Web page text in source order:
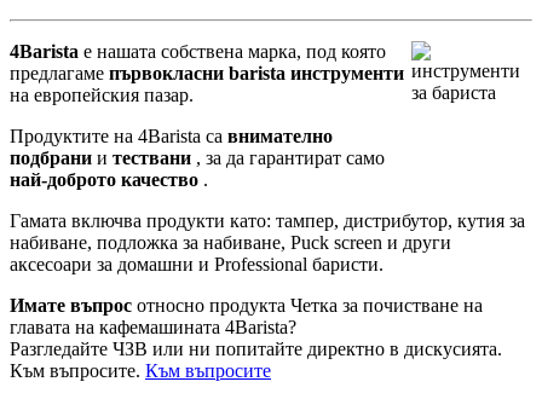
4Barista е нашата собствена марка, под която
предлагаме първокласни barista инструменти
на европейския пазар.
Продуктите на 4Barista са внимателно
подбрани и тествани , за да гарантират само
най-доброто качество .
Гамата включва продукти като: тампер, дистрибутор, кутия за
набиване, подложка за набиване, Puck screen и други
аксесоари за домашни и Professional баристи.
Имате въпрос относно продукта Четка за почистване на
главата на кафемашината 4Barista?
Разгледайте ЧЗВ или ни попитайте директно в дискусията.
Към въпросите. Към въпросите